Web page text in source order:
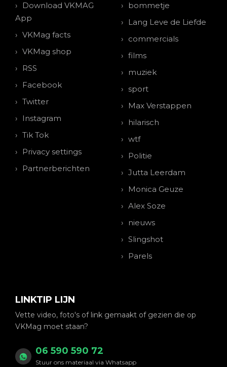
Download VKMAG
App
VKMag facts
VKMag shop
RSS
Facebook
Twitter
Instagram
Tik Tok
Privacy settings
Partnerberichten
bommetje
Lang Leve de Liefde
commercials
films
muziek
sport
Max Verstappen
hilarisch
wtf
Politie
Jutta Leerdam
Monica Geuze
Alex Soze
nieuws
Slingshot
Parels
LINKTIP LIJN
Vette video, foto's of link gemaakt of gezien die op
VKMag moet staan?
06 590 590 72
Stuur ons materiaal via Whatsapp